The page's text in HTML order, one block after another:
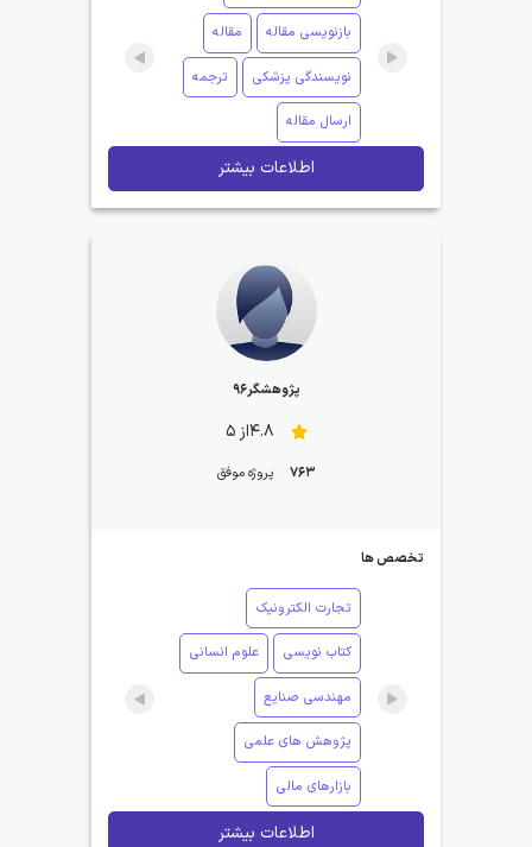
بازنویسی مقاله مقاله
نویسندگی پزشکی ترجمه
ارسال مقاله
اطلاعات بیشتر
پژوهشگر96
4.8از 5
763 پروژه موفق
تخصص ها
تجارت الکترونیک
کتاب نویسی علوم انسانی
مهندسی صنایع
پژوهش های علمی
بازارهای مالی
اطلاعات بیشتر